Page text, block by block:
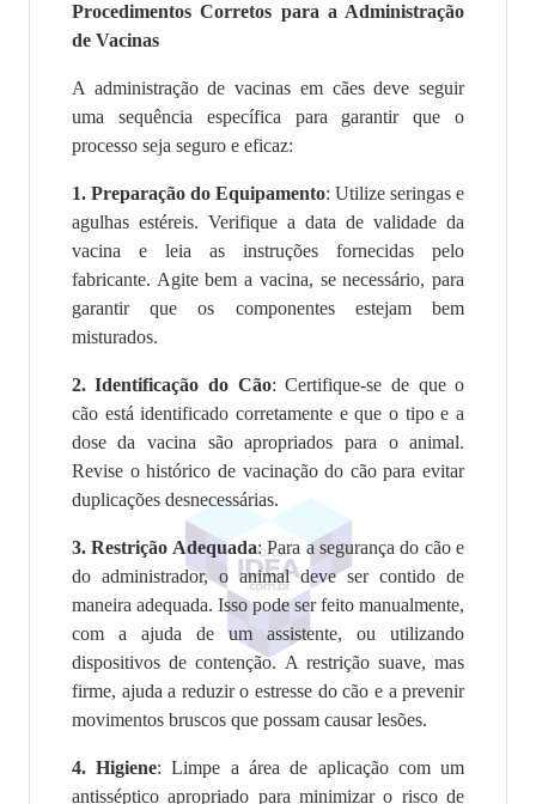
Procedimentos Corretos para a Administração
de Vacinas
A administração de vacinas em cães deve seguir
uma sequência específica para garantir que o
processo seja seguro e eficaz:
1. Preparação do Equipamento: Utilize seringas e
agulhas estéreis. Verifique a data de validade da
vacina e leia as instruções fornecidas pelo
fabricante. Agite bem a vacina, se necessário, para
garantir que os componentes estejam bem
misturados.
2.Identificação do Cão: Certifique-se de que o
cão está identificado corretamente e que o tipo e a
dose da vacina são apropriados para o animal.
Revise o histórico de vacinação do cão para evitar
duplicações desnecessárias.
3.Restrição Adequada: Para a segurança do cão e
do administrador, o animal deve ser contido de
maneira adequada. Isso pode ser feito manualmente,
com a ajuda de um assistente, ou utilizando
dispositivos de contenção. A restrição suave, mas
firme, ajuda a reduzir o estresse do cão e a prevenir
movimentos bruscos que possam causar lesões.
4.Higiene: Limpe a área de aplicação com um
antisséptico apropriado para minimizar o risco de